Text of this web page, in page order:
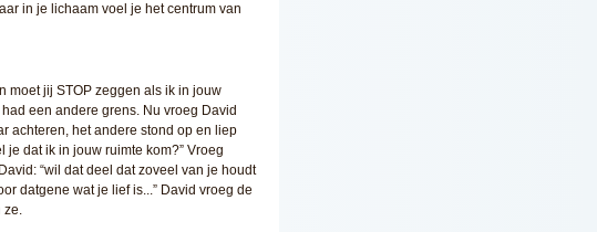
in je lichaam voel je het centrum van
moet jij STOP zeggen als ik in jouw
een andere grens. Nu vroeg David
achteren, het andere stond op en liep
dat ik in jouw ruimte kom?” Vroeg
“wil dat deel dat zoveel van je houdt
datgene wat je lief is...” David vroeg de